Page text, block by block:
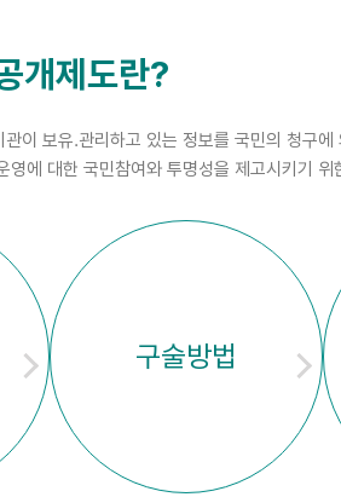
개제도란?
이 보유.관리하고 있는 정보를 국민의 청구에
에 대한 국민참여와 투명성을 제고시키기 위
구술방법